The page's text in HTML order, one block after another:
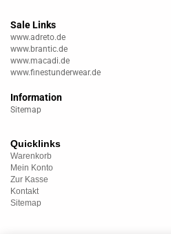
Sale Links
www.adreto.de
www.brantic.de
www.macadi.de
www.finestunderwear.de
Information
Sitemap
Quicklinks
Warenkorb
Mein Konto
Zur Kasse
Kontakt
Sitemap